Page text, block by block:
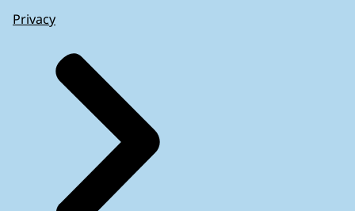
Privacy